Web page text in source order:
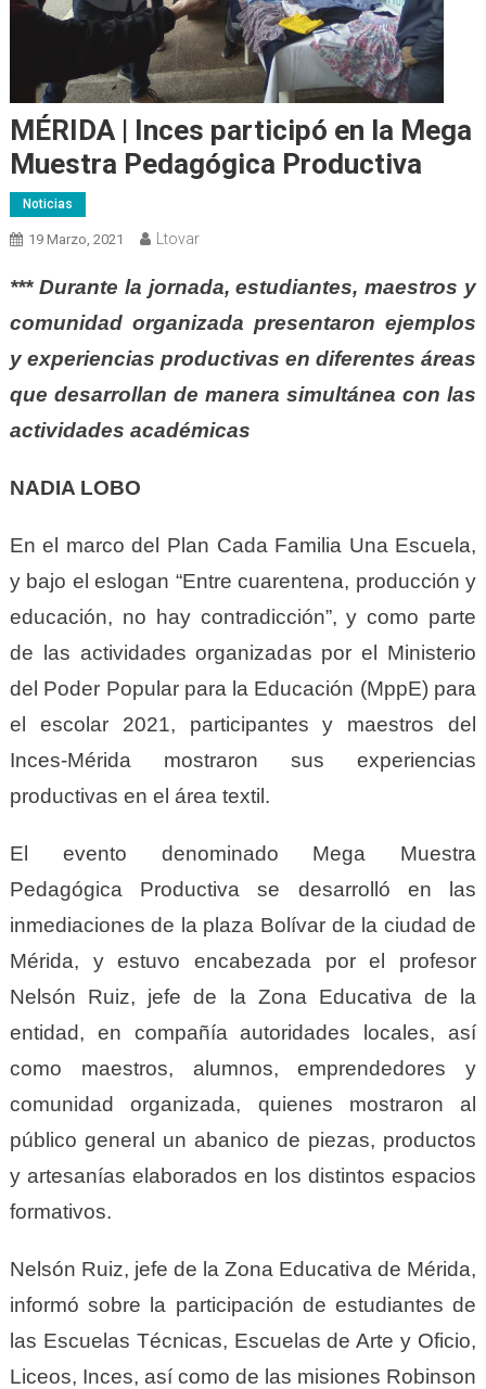
MÉRIDA | Inces participó en la Mega
Muestra Pedagógica Productiva
Noticias
19 Marzo, 2021 Ltovar
*** Durante la jornada, estudiantes, maestros y
comunidad organizada presentaron ejemplos
y experiencias productivas en diferentes áreas
que desarrollan de manera simultánea con las
actividades académicas
NADIA LOBO
En el marco del Plan Cada Familia Una Escuela,
y bajo el eslogan “Entre cuarentena, producción y
educación, no hay contradicción”, y como parte
de las actividades organizadas por el Ministerio
del Poder Popular para la Educación (MppE) para
el escolar 2021, participantes y maestros del
Inces-Mérida mostraron sus experiencias
productivas en el área textil.
El evento denominado Mega Muestra
Pedagógica Productiva se desarrolló en las
inmediaciones de la plaza Bolívar de la ciudad de
Mérida, y estuvo encabezada por el profesor
Nelsón Ruiz, jefe de la Zona Educativa de la
entidad, en compañía autoridades locales, así
como maestros, alumnos, emprendedores y
comunidad organizada, quienes mostraron al
público general un abanico de piezas, productos
y artesanías elaborados en los distintos espacios
formativos.
Nelsón Ruiz, jefe de la Zona Educativa de Mérida,
informó sobre la participación de estudiantes de
las Escuelas Técnicas, Escuelas de Arte y Oficio,
Liceos, Inces, así como de las misiones Robinson